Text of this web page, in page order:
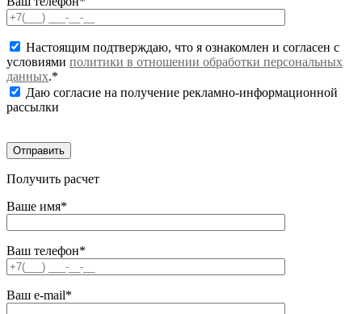
Настоящим подтверждаю, что я ознакомлен и согласен с
условиями политики в отношении обработки персональных
данных.*
Даю согласие на получение рекламно-информационной
рассылки
Получить расчет
Ваше имя*
Ваш телефон*
Ваш e-mail*